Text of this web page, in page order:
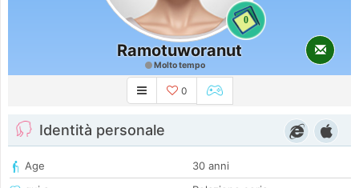
0
Ramotuworanut
Molto tempo
0
Identità personale
Age
30 anni